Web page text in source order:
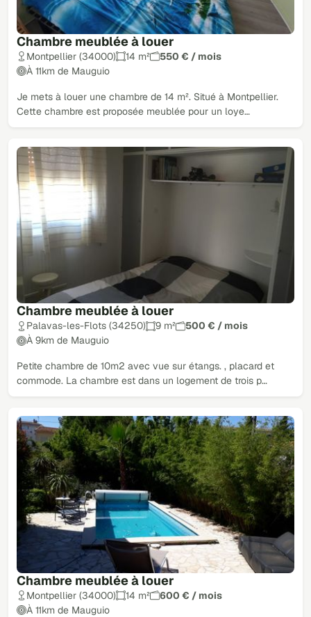
Chambre meublée à louer
Montpellier (34000) 14 m²
550 € / mois
À 11km de Mauguio
Je mets à louer une chambre de 14 m². Situé à Montpellier.
Cette chambre est proposée meublée pour un loye…
Chambre meublée à louer
Palavas-les-Flots (34250) 9 m²
500 € / mois
À 9km de Mauguio
Petite chambre de 10m2 avec vue sur étangs. , placard et
commode. La chambre est dans un logement de trois p…
Chambre meublée à louer
Montpellier (34000) 14 m²
600 € / mois
À 11km de Mauguio